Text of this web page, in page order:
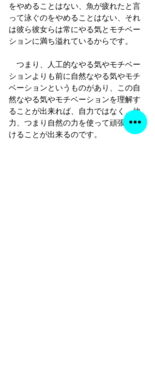
をやめることはない、魚が疲れたと言
って泳ぐのをやめることはない、それ
は彼ら彼女らは常にやる気とモチベー
ションに満ち溢れているからです。
つまり、人工的なやる気やモチベー
ションよりも前に自然なやる気やモチ
ベーションというものがあり、この自
然なやる気やモチベーションを理解す
ることが出来れば、自力ではなく、他
力、つまり自然の力を使って頑張り続
けることが出来るのです。